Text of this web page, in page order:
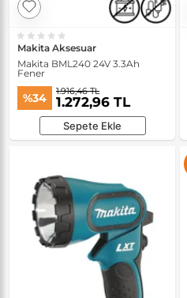
Makita Aksesuar
Makita BML240 24V 3.3Ah
Fener
%34 1.916,46 TL
1.272,96 TL
Sepete Ekle